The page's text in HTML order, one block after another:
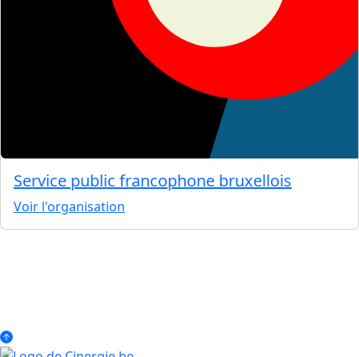
Service public francophone bruxellois
Voir l'organisation